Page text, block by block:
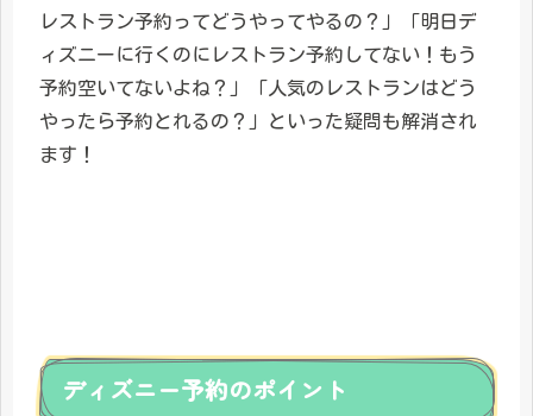
レストラン予約ってどうやってやるの？」「明日デ
ィズニーに行くのにレストラン予約してない！もう
予約空いてないよね？」「人気のレストランはどう
やったら予約とれるの？」といった疑問も解消され
ます！
ディズニー予約のポイント